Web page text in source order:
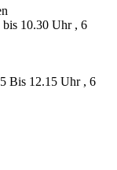
10.30 Uhr , 6
Bis 12.15 Uhr , 6